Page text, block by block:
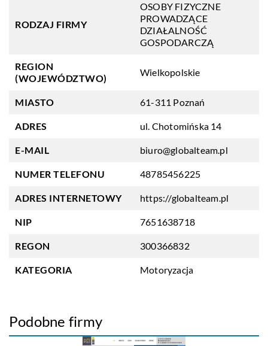
RODZAJ FIRMY
OSOBY FIZYCZNE
PROWADZĄCE
DZIAŁALNOŚĆ
GOSPODARCZĄ
REGION
(WOJEWÓDZTWO)
Wielkopolskie
MIASTO 61-311 Poznań
ADRES ul. Chotomińska 14
E-MAIL biuro@globalteam.pl
NUMER TELEFONU 48785456225
ADRES INTERNETOWY https://globalteam.pl
NIP 7651638718
REGON 300366832
KATEGORIA Motoryzacja
Podobne firmy